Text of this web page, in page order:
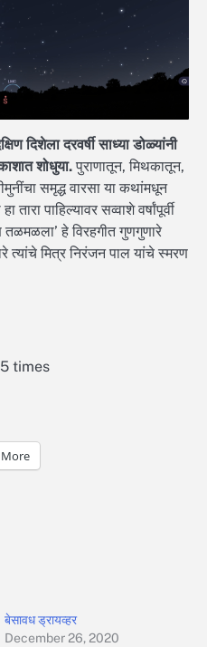
दिशेला दरवर्षी साध्या डोळ्यांनी
शोधुया.पुराणातून, मिथकातून,
समृद्ध वारसा या कथांमधून
पाहिल्यावर सव्वाशे वर्षांपूर्वी
तळमळला’ हे विरहगीत गुणगुणारे
त्यांचे मित्र निरंजन पाल यांचे स्मरण
times
More
बेसावध ड्रायव्हर
December 26, 2020